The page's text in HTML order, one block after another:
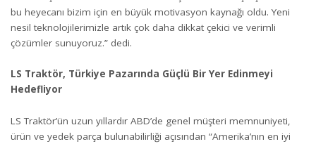
bu heyecanı bizim için en büyük motivasyon kaynağı oldu. Yeni
nesil teknolojilerimizle artık çok daha dikkat çekici ve verimli
çözümler sunuyoruz.” dedi.
LS Traktör, Türkiye Pazarında Güçlü Bir Yer Edinmeyi
Hedefliyor
LS Traktör’ün uzun yıllardır ABD’de genel müşteri memnuniyeti,
ürün ve yedek parça bulunabilirliği açısından “Amerika’nın en iyi